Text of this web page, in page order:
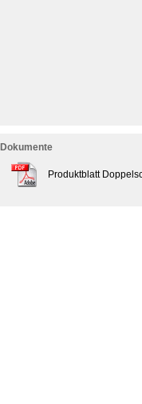
Dokumente
Produktblatt